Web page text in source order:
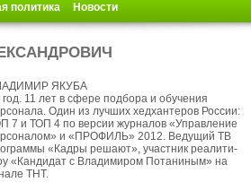
политика Новости
ЯКУБА
год. 11 лет в сфере подбора и обучения
Один из лучших хедхантеров России:
7 и ТОП 4 по версии журналов «Управление
и «ПРОФИЛЬ» 2012. Ведущий ТВ
«Кадры решают», участник реалити-
«Кандидат с Владимиром Потаниным» на
ТНТ.